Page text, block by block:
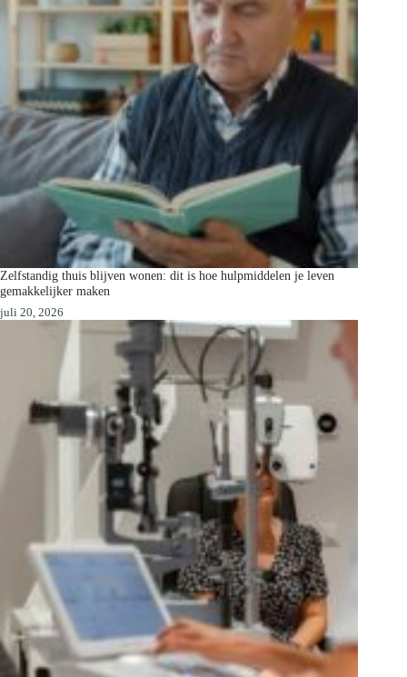
Zelfstandig thuis blijven wonen: dit is hoe hulpmiddelen je leven
gemakkelijker maken
juli 20, 2026